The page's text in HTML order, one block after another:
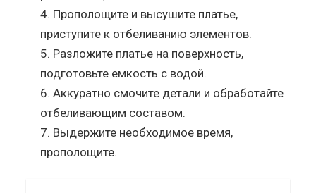
Прополощите и высушите платье,
приступите к отбеливанию элементов.
Разложите платье на поверхность,
подготовьте емкость с водой.
Аккуратно смочите детали и обработайте
отбеливающим составом.
Выдержите необходимое время,
прополощите.